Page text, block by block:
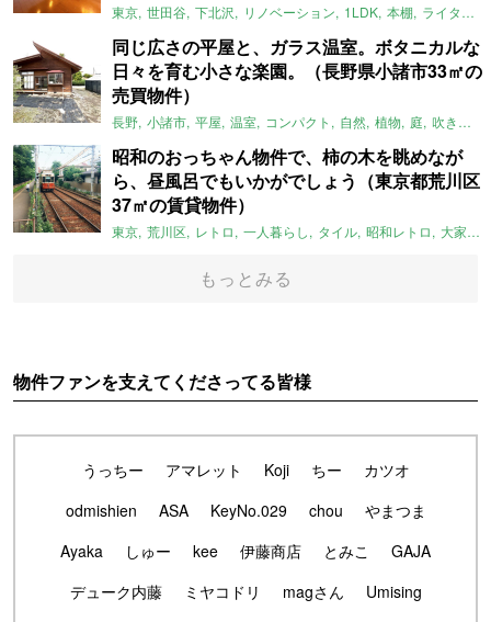
東京 世田谷 下北沢 リノベーション 1LDK 本棚 ライター：ほしりょうこ
同じ広さの平屋と、ガラス温室。ボタニカルな
日々を育む小さな楽園。（長野県小諸市33㎡の
売買物件）
長野 小諸市 平屋 温室 コンパクト 自然 植物 庭 吹き抜け
昭和のおっちゃん物件で、柿の木を眺めなが
ら、昼風呂でもいかがでしょう（東京都荒川区
37㎡の賃貸物件）
東京 荒川区 レトロ 一人暮らし タイル 昭和レトロ 大家女子
もっとみる
物件ファンを支えてくださってる皆様
うっちー アマレット Koji ちー
カツオ
odmishien
ASA KeyNo.029 chou
やまつま
Ayaka
しゅー kee 伊藤商店 とみこ
GAJA
デューク内藤
ミヤコドリ magさん
Umising